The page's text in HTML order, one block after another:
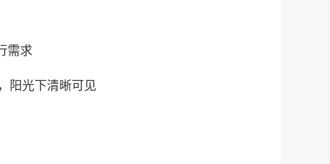
需求
阳光下清晰可见